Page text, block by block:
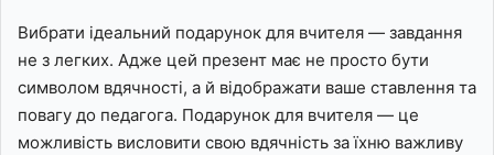
Вибрати ідеальний подарунок для вчителя — завдання
не з легких. Адже цей презент має не просто бути
символом вдячності, а й відображати ваше ставлення та
повагу до педагога. Подарунок для вчителя — це
можливість висловити свою вдячність за їхню важливу